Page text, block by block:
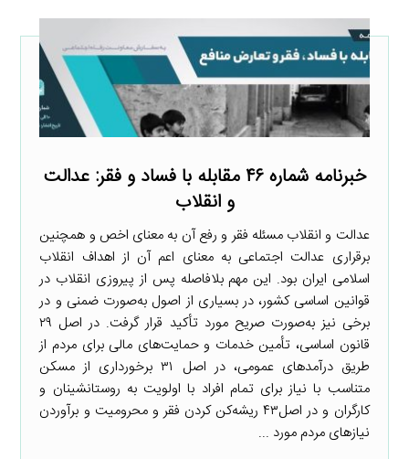
خبرنامه شماره ۴۶ مقابله با فساد و فقر: عدالت
و انقلاب
عدالت و انقلاب مسئله فقر و رفع آن به معنای اخص و همچنین
برقراری عدالت اجتماعی به معنای اعم آن از اهداف انقلاب
اسلامی ایران بود. این مهم بلافاصله پس از پیروزی انقلاب در
قوانین اساسی کشور، در بسیاری از اصول به‌صورت ضمنی و در
برخی نیز به‌صورت صریح مورد تأکید قرار گرفت. در اصل ۲۹
قانون اساسی، تأمین خدمات و حمایت‌های مالی برای مردم از
طریق درآمدهای عمومی، در اصل ۳۱ برخورداری از مسکن
متناسب با نیاز برای تمام افراد با اولویت به روستانشینان و
کارگران و در اصل۴۳ ریشه‌کن کردن فقر و محرومیت و برآوردن
نیازهای مردم مورد ...